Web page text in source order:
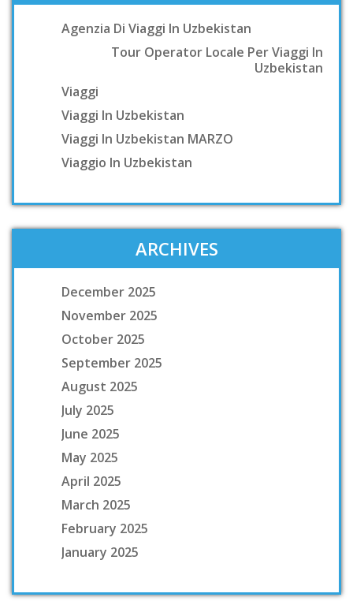
Agenzia Di Viaggi In Uzbekistan
Tour Operator Locale Per Viaggi In
Uzbekistan
Viaggi
Viaggi In Uzbekistan
Viaggi In Uzbekistan MARZO
Viaggio In Uzbekistan
ARCHIVES
December 2025
November 2025
October 2025
September 2025
August 2025
July 2025
June 2025
May 2025
April 2025
March 2025
February 2025
January 2025